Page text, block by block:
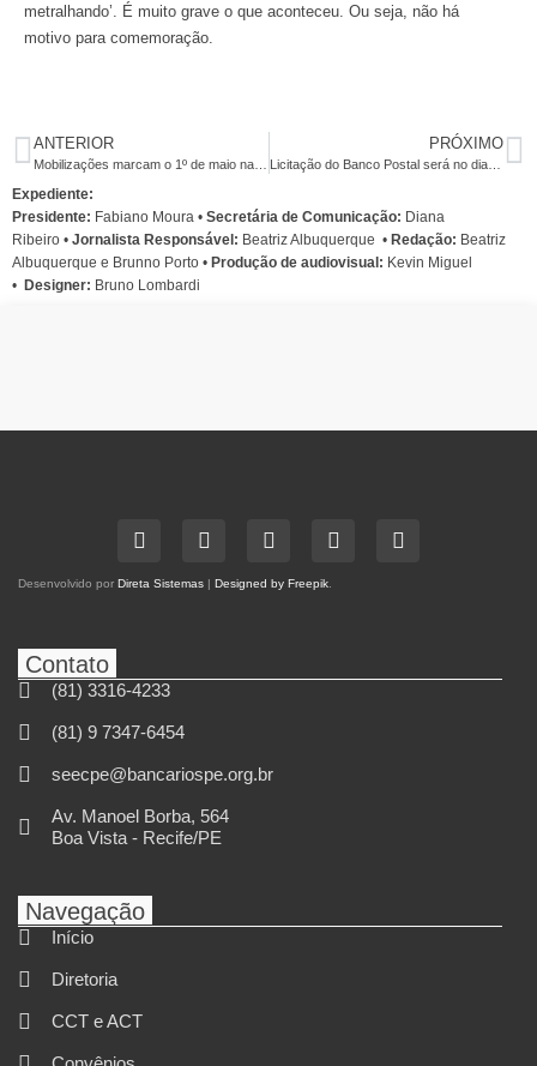
metralhando’. É muito grave o que aconteceu. Ou seja, não há
motivo para comemoração.
ANTERIOR PRÓXIMO
Licitação do Banco Postal será no dia 31
Expediente:
Presidente: Fabiano Moura • Secretária de Comunicação: Diana
Ribeiro • Jornalista Responsável: Beatriz Albuquerque • Redação: Beatriz
Albuquerque e Brunno Porto • Produção de audiovisual: Kevin Miguel
• Designer: Bruno Lombardi
Desenvolvido por Direta Sistemas Designed by Freepik.
Contato
(81) 3316-4233
(81) 9 7347-6454
seecpe@bancariospe.org.br
Av. Manoel Borba, 564
Boa Vista - Recife/PE
Navegação
Início
Diretoria
CCT e ACT